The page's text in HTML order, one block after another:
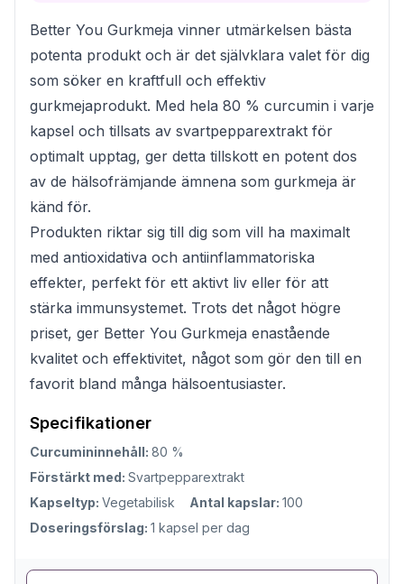
Better You Gurkmeja vinner utmärkelsen bästa
potenta produkt och är det självklara valet för dig
som söker en kraftfull och effektiv
gurkmejaprodukt. Med hela 80 % curcumin i varje
kapsel och tillsats av svartpepparextrakt för
optimalt upptag, ger detta tillskott en potent dos
av de hälsofrämjande ämnena som gurkmeja är
känd för.
Produkten riktar sig till dig som vill ha maximalt
med antioxidativa och antiinflammatoriska
effekter, perfekt för ett aktivt liv eller för att
stärka immunsystemet. Trots det något högre
priset, ger Better You Gurkmeja enastående
kvalitet och effektivitet, något som gör den till en
favorit bland många hälsoentusiaster.
Specifikationer
Curcumininnehåll: 80 %
Förstärkt med: Svartpepparextrakt
Kapseltyp: Vegetabilisk Antal kapslar: 100
Doseringsförslag: 1 kapsel per dag